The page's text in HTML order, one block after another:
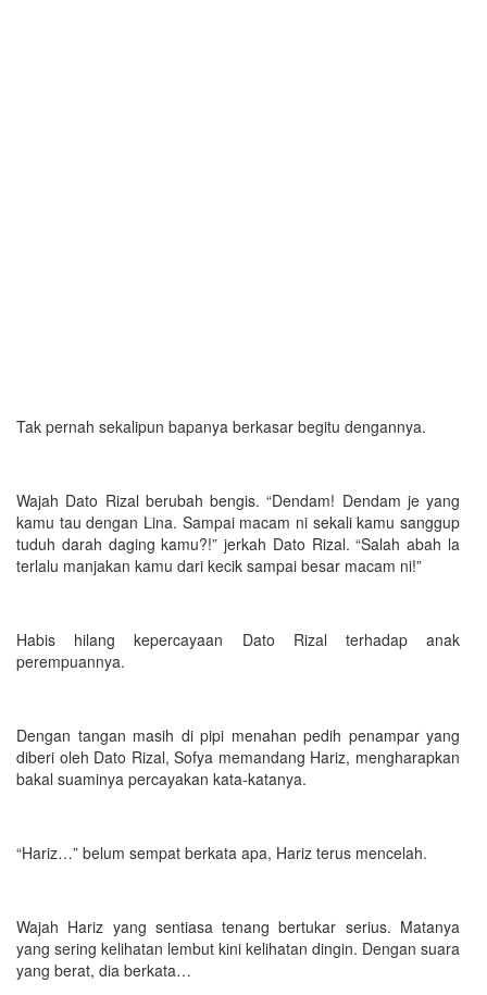
Tak pernah sekalipun bapanya berkasar begitu dengannya.
Wajah Dato Rizal berubah bengis. “Dendam! Dendam je yang
kamu tau dengan Lina. Sampai macam ni sekali kamu sanggup
tuduh darah daging kamu?!” jerkah Dato Rizal. “Salah abah la
terlalu manjakan kamu dari kecik sampai besar macam ni!”
Habis hilang kepercayaan Dato Rizal terhadap anak
perempuannya.
Dengan tangan masih di pipi menahan pedih penampar yang
diberi oleh Dato Rizal, Sofya memandang Hariz, mengharapkan
bakal suaminya percayakan kata-katanya.
“Hariz…” belum sempat berkata apa, Hariz terus mencelah.
Wajah Hariz yang sentiasa tenang bertukar serius. Matanya
yang sering kelihatan lembut kini kelihatan dingin. Dengan suara
yang berat, dia berkata…